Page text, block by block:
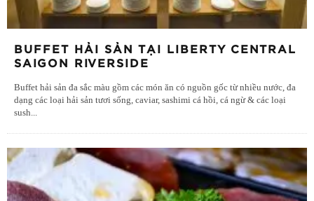
BUFFET HẢI SẢN TẠI LIBERTY CENTRAL
SAIGON RIVERSIDE
Buffet hải sản đa sắc màu gồm các món ăn có nguồn gốc từ nhiều nước, đa
dạng các loại hải sản tươi sống, caviar, sashimi cá hồi, cá ngừ & các loại
sush...